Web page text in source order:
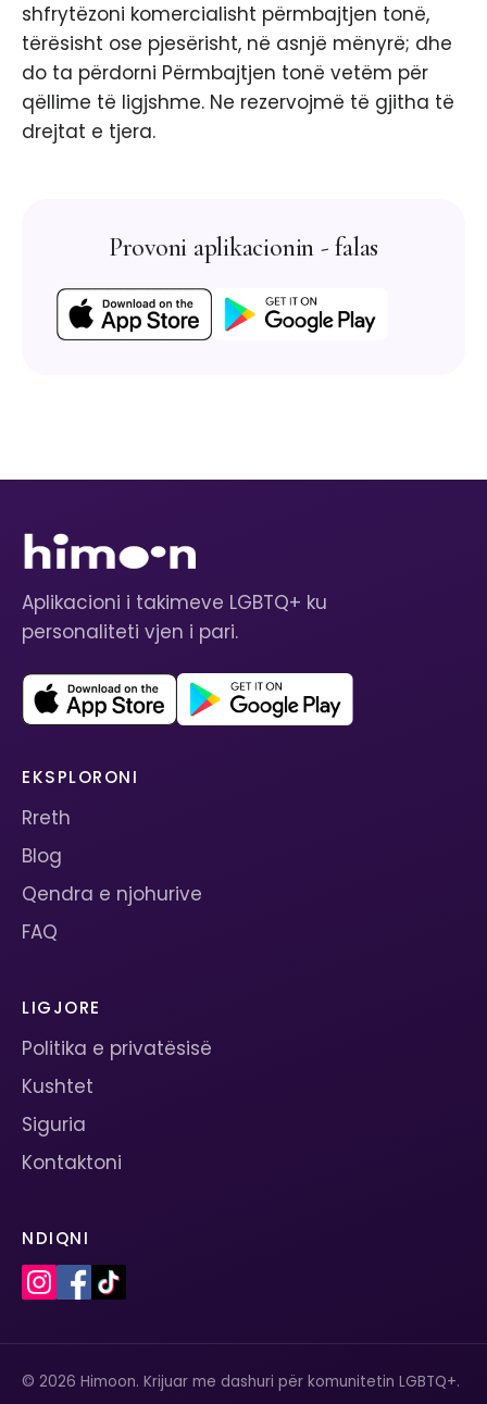
shfrytëzoni komercialisht përmbajtjen tonë,
tërësisht ose pjesërisht, në asnjë mënyrë; dhe
do ta përdorni Përmbajtjen tonë vetëm për
qëllime të ligjshme. Ne rezervojmë të gjitha të
drejtat e tjera. ​
Provoni aplikacionin - falas
Aplikacioni i takimeve LGBTQ+ ku
personaliteti vjen i pari.
EKSPLORONI
Rreth
Blog
Qendra e njohurive
FAQ
LIGJORE
Politika e privatësisë
Kushtet
Siguria
Kontaktoni
NDIQNI
© 2026 Himoon. Krijuar me dashuri për komunitetin LGBTQ+.